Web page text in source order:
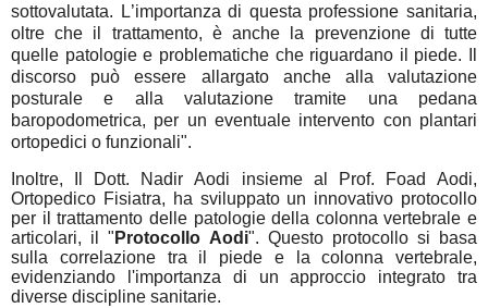
sottovalutata. L’importanza di questa professione sanitaria,
oltre che il trattamento, è anche la prevenzione di tutte
quelle patologie e problematiche che riguardano il piede. Il
discorso può essere allargato anche alla valutazione
posturale e alla valutazione tramite una pedana
baropodometrica, per un eventuale intervento con plantari
ortopedici o funzionali".
Inoltre, Il Dott. Nadir Aodi insieme al Prof. Foad Aodi,
Ortopedico Fisiatra, ha sviluppato un innovativo protocollo
per il trattamento delle patologie della colonna vertebrale e
articolari, il " Protocollo Aodi". Questo protocollo si basa
sulla correlazione tra il piede e la colonna vertebrale,
evidenziando l'importanza di un approccio integrato tra
diverse discipline sanitarie.